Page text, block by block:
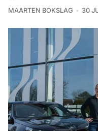
MAARTEN BOKSLAG 30